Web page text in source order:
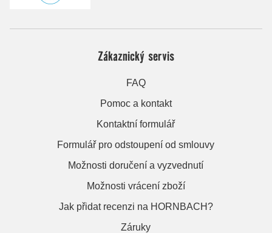
Zákaznický servis
FAQ
Pomoc a kontakt
Kontaktní formulář
Formulář pro odstoupení od smlouvy
Možnosti doručení a vyzvednutí
Možnosti vrácení zboží
Jak přidat recenzi na HORNBACH?
Záruky